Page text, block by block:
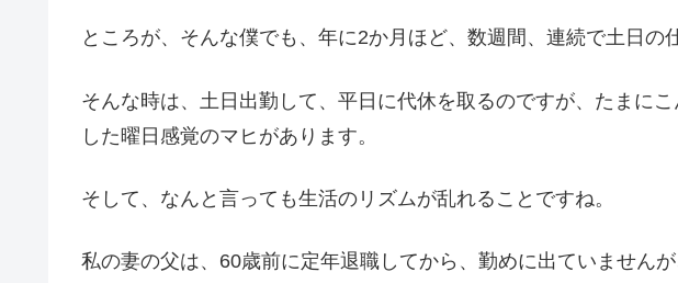
ところが、そんな僕でも、年に2か月ほど、数週間、連続で土日の
そんな時は、土日出勤して、平日に代休を取るのですが、たまに
した曜日感覚のマヒがあります。
そして、なんと言っても生活のリズムが乱れることですね。
私の妻の父は、60歳前に定年退職してから、勤めに出ていません